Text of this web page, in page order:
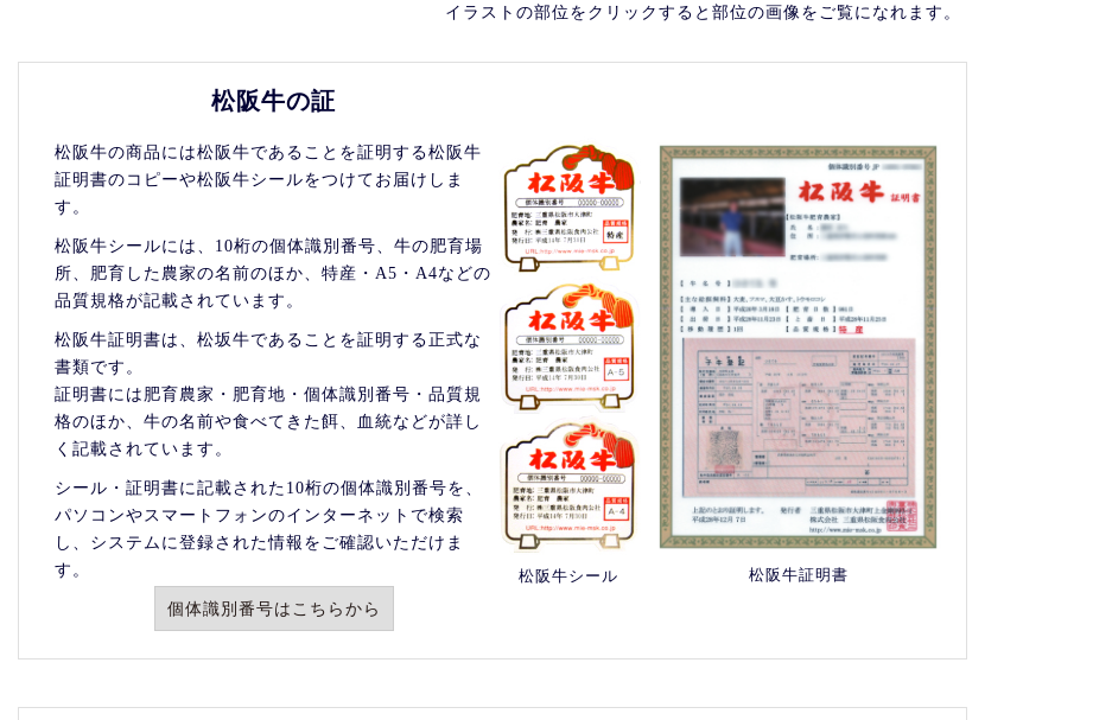
イラストの部位をクリックすると部位の画像をご覧になれます。
松阪牛の証
松阪牛の商品には松阪牛であることを証明する松阪牛
証明書のコピーや松阪牛シールをつけてお届けしま
す。
松阪牛シールには、10桁の個体識別番号、牛の肥育場
所、肥育した農家の名前のほか、特産・A5・A4などの
品質規格が記載されています。
松阪牛証明書は、松坂牛であることを証明する正式な
書類です。
証明書には肥育農家・肥育地・個体識別番号・品質規
格のほか、牛の名前や食べてきた餌、血統などが詳し
く記載されています。
シール・証明書に記載された10桁の個体識別番号を、
パソコンやスマートフォンのインターネットで検索
し、システムに登録された情報をご確認いただけま
す。
個体識別番号はこちらから
松阪牛証明書
松阪牛シール